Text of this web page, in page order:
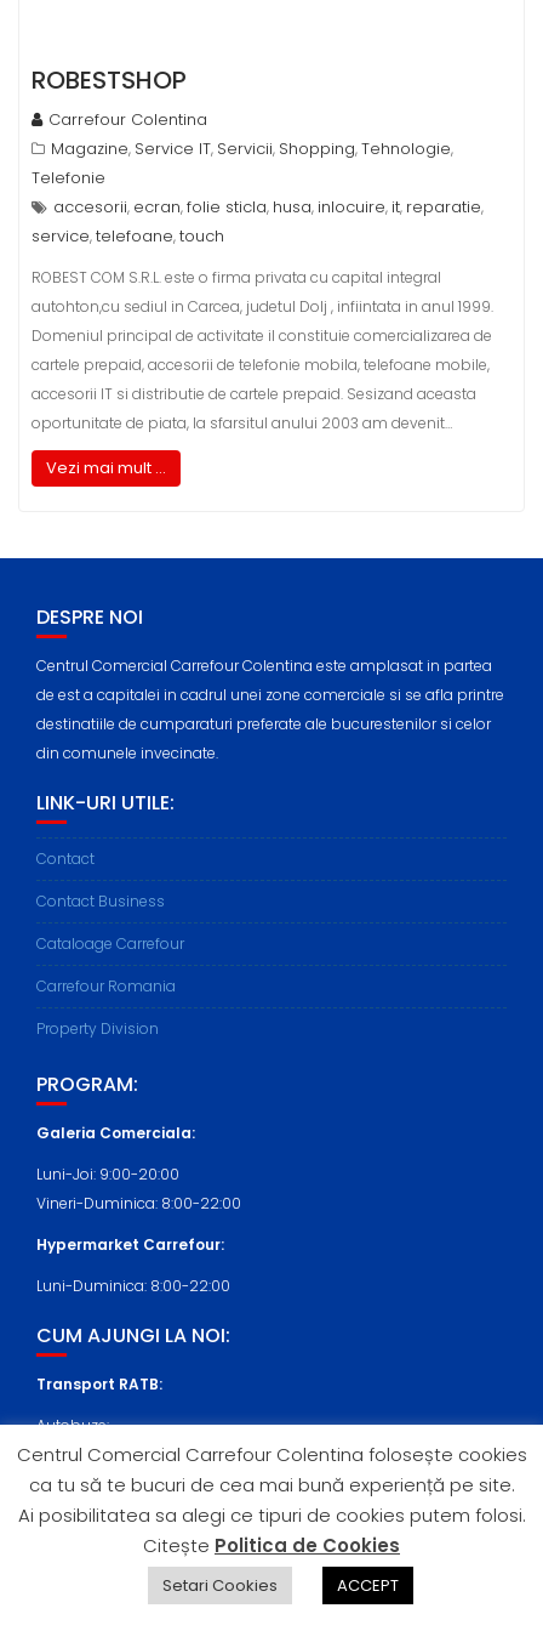
ROBESTSHOP
Carrefour Colentina
Magazine, Service IT, Servicii, Shopping,Tehnologie,
Telefonie
accesorii, ecran,folie sticla, husa, inlocuire, it, reparatie,
service,telefoane,touch
ROBEST COM S.R.L. este o firma privata cu capital integral
autohton,cu sediul in Carcea, judetul Dolj , infiintata in anul 1999.
Domeniul principal de activitate il constituie comercializarea de
cartele prepaid, accesorii de telefonie mobila, telefoane mobile,
accesorii IT si distributie de cartele prepaid. Sesizand aceasta
oportunitate de piata, la sfarsitul anului 2003 am devenit…
Vezi mai mult ...
DESPRE NOI
Centrul Comercial Carrefour Colentina este amplasat in partea
de est a capitalei in cadrul unei zone comerciale si se afla printre
destinatiile de cumparaturi preferate ale bucurestenilor si celor
din comunele invecinate.
LINK-URI UTILE:
Contact
Contact Business
Cataloage Carrefour
Carrefour Romania
Property Division
PROGRAM:
Galeria Comerciala:
Luni-Joi: 9:00-20:00
Vineri-Duminica: 8:00-22:00
Hypermarket Carrefour:
Luni-Duminica: 8:00-22:00
CUM AJUNGI LA NOI:
Transport RATB:
Autobuze:
409, N108 (statia Nicolae Cernea)
Tramvaie:
21 (statia Nicolae Cernea)
Centrul Comercial Carrefour Colentina folosește cookies
ca tu să te bucuri de cea mai bună experiență pe site.
Ai posibilitatea sa alegi ce tipuri de cookies putem folosi.
Citește Politica de Cookies
Setari Cookies ACCEPT